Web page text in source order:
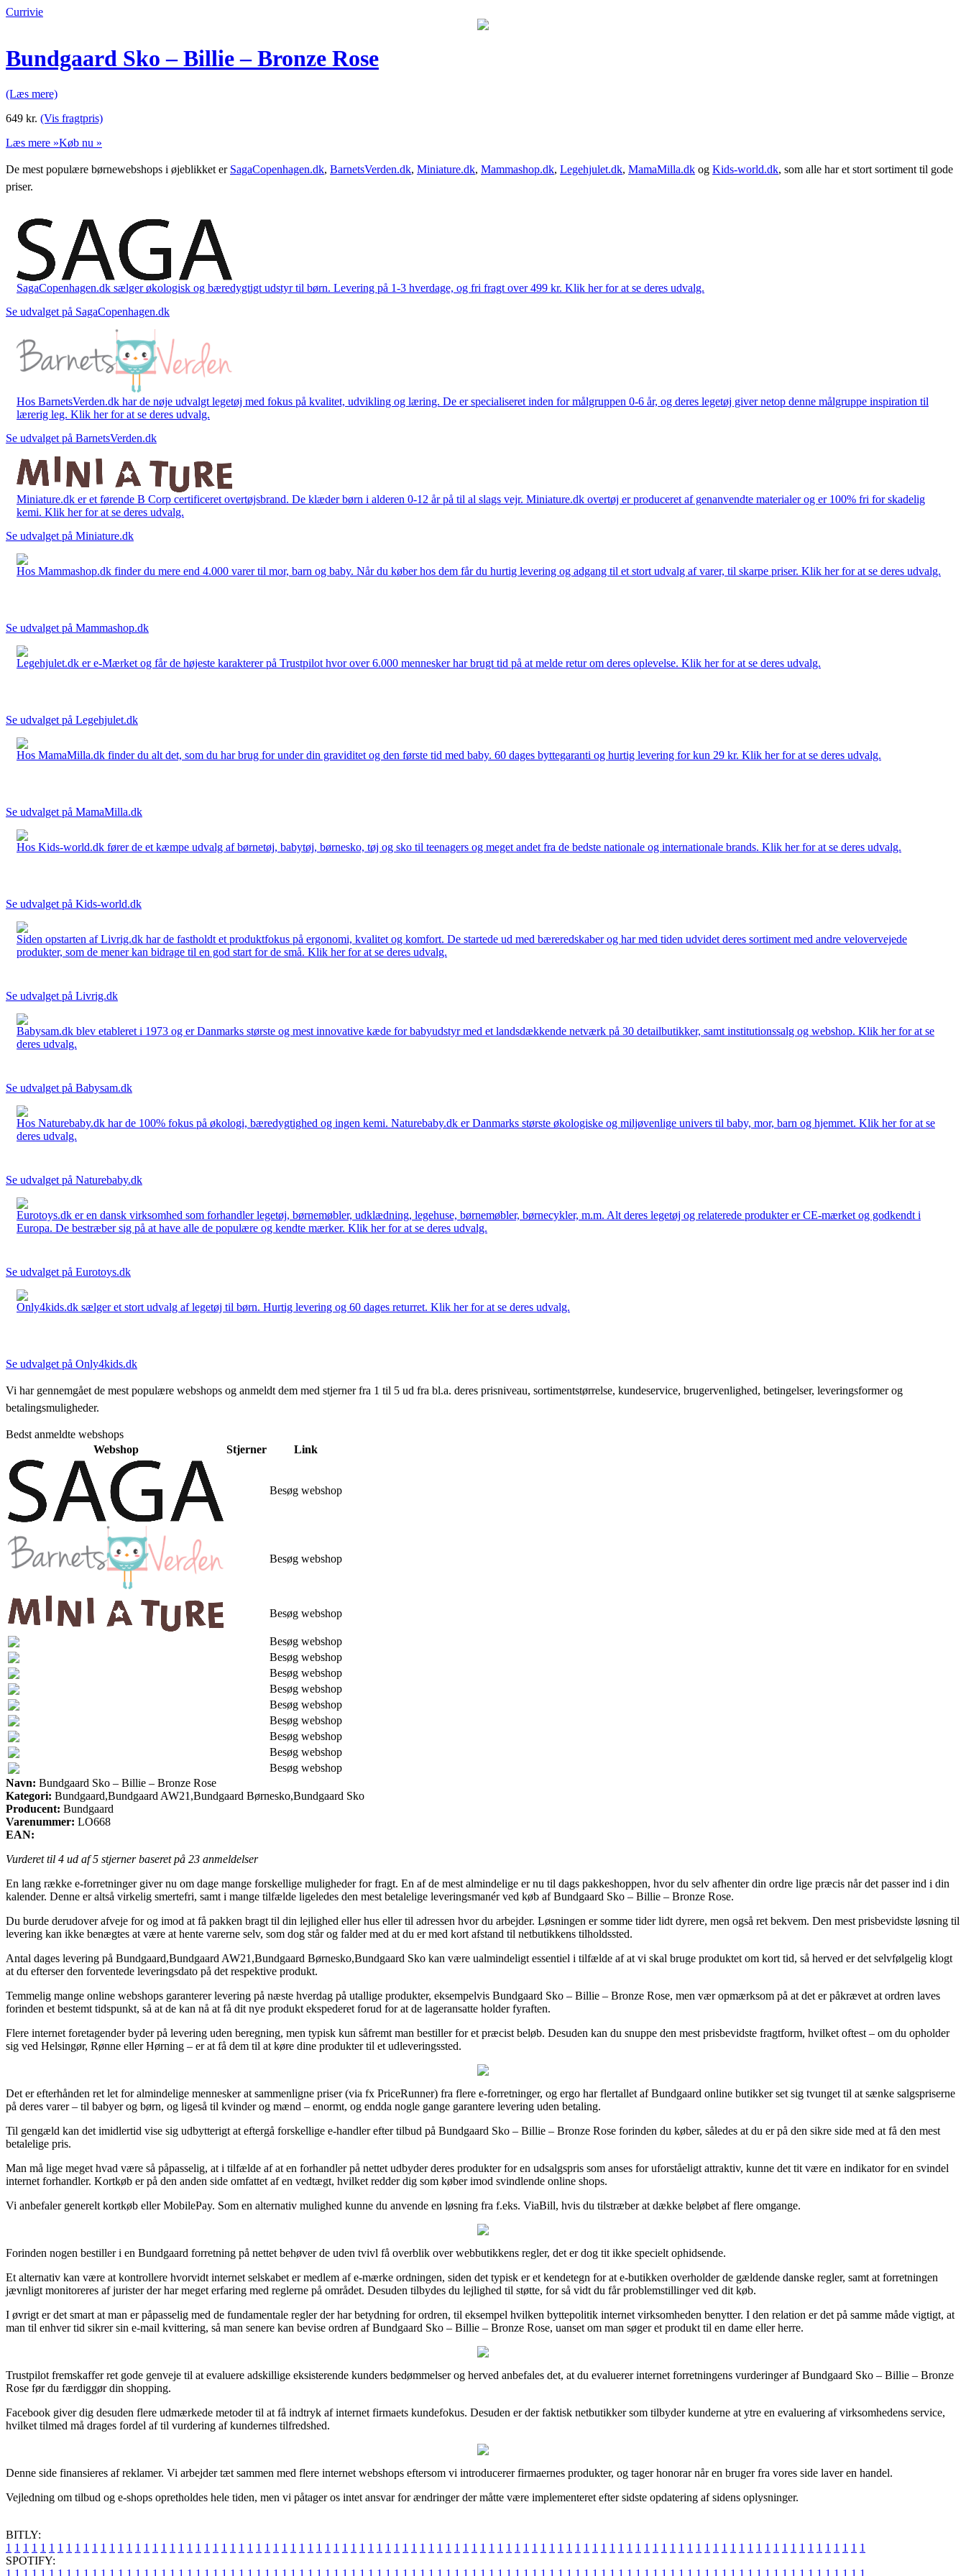
Currivie
Bundgaard Sko – Billie – Bronze Rose
(Læs mere)
649 kr. (Vis fragtpris)
Læs mere »Køb nu »
De mest populære børnewebshops i øjeblikket er SagaCopenhagen.dk, BarnetsVerden.dk, Miniature.dk, Mammashop.dk, Legehjulet.dk, MamaMilla.dk og Kids-world.dk, som alle har et stort sortiment til gode
priser.
SagaCopenhagen.dk sælger økologisk og bæredygtigt udstyr til børn. Levering på 1-3 hverdage, og fri fragt over 499 kr. Klik her for at se deres udvalg.
Se udvalget på SagaCopenhagen.dk
Hos BarnetsVerden.dk har de nøje udvalgt legetøj med fokus på kvalitet, udvikling og læring. De er specialiseret inden for målgruppen 0-6 år, og deres legetøj giver netop denne målgruppe inspiration til
lærerig leg. Klik her for at se deres udvalg.
Se udvalget på BarnetsVerden.dk
Miniature.dk er et førende B Corp certificeret overtøjsbrand. De klæder børn i alderen 0-12 år på til al slags vejr. Miniature.dk overtøj er produceret af genanvendte materialer og er 100% fri for skadelig
kemi. Klik her for at se deres udvalg.
Se udvalget på Miniature.dk
Hos Mammashop.dk finder du mere end 4.000 varer til mor, barn og baby. Når du køber hos dem får du hurtig levering og adgang til et stort udvalg af varer, til skarpe priser. Klik her for at se deres udvalg.
Se udvalget på Mammashop.dk
Legehjulet.dk er e-Mærket og får de højeste karakterer på Trustpilot hvor over 6.000 mennesker har brugt tid på at melde retur om deres oplevelse. Klik her for at se deres udvalg.
Se udvalget på Legehjulet.dk
Hos MamaMilla.dk finder du alt det, som du har brug for under din graviditet og den første tid med baby. 60 dages byttegaranti og hurtig levering for kun 29 kr. Klik her for at se deres udvalg.
Se udvalget på MamaMilla.dk
Hos Kids-world.dk fører de et kæmpe udvalg af børnetøj, babytøj, børnesko, tøj og sko til teenagers og meget andet fra de bedste nationale og internationale brands. Klik her for at se deres udvalg.
Se udvalget på Kids-world.dk
Siden opstarten af Livrig.dk har de fastholdt et produktfokus på ergonomi, kvalitet og komfort. De startede ud med bæreredskaber og har med tiden udvidet deres sortiment med andre velovervejede
produkter, som de mener kan bidrage til en god start for de små. Klik her for at se deres udvalg.
Se udvalget på Livrig.dk
Babysam.dk blev etableret i 1973 og er Danmarks største og mest innovative kæde for babyudstyr med et landsdækkende netværk på 30 detailbutikker, samt institutionssalg og webshop. Klik her for at se
deres udvalg.
Se udvalget på Babysam.dk
Hos Naturebaby.dk har de 100% fokus på økologi, bæredygtighed og ingen kemi. Naturebaby.dk er Danmarks største økologiske og miljøvenlige univers til baby, mor, barn og hjemmet. Klik her for at se
deres udvalg.
Se udvalget på Naturebaby.dk
Eurotoys.dk er en dansk virksomhed som forhandler legetøj, børnemøbler, udklædning, legehuse, børnemøbler, børnecykler, m.m. Alt deres legetøj og relaterede produkter er CE-mærket og godkendt i
Europa. De bestræber sig på at have alle de populære og kendte mærker. Klik her for at se deres udvalg.
Se udvalget på Eurotoys.dk
Only4kids.dk sælger et stort udvalg af legetøj til børn. Hurtig levering og 60 dages returret. Klik her for at se deres udvalg.
Se udvalget på Only4kids.dk
Vi har gennemgået de mest populære webshops og anmeldt dem med stjerner fra 1 til 5 ud fra bl.a. deres prisniveau, sortimentstørrelse, kundeservice, brugervenlighed, betingelser, leveringsformer og
betalingsmuligheder.
Bedst anmeldte webshops
Webshop
Stjerner Link
Besøg webshop
Besøg webshop
Besøg webshop
Besøg webshop
Besøg webshop
Besøg webshop
Besøg webshop
Besøg webshop
Besøg webshop
Besøg webshop
Besøg webshop
Besøg webshop
Navn: Bundgaard Sko – Billie – Bronze Rose
Kategori: Bundgaard,Bundgaard AW21,Bundgaard Børnesko,Bundgaard Sko
Producent: Bundgaard
Varenummer: LO668
EAN:
Vurderet til 4 ud af 5 stjerner baseret på 23 anmeldelser
En lang række e-forretninger giver nu om dage mange forskellige muligheder for fragt. En af de mest almindelige er nu til dags pakkeshoppen, hvor du selv afhenter din ordre lige præcis når det passer ind i din
kalender. Denne er altså virkelig smertefri, samt i mange tilfælde ligeledes den mest betalelige leveringsmanér ved køb af Bundgaard Sko – Billie – Bronze Rose.
Du burde derudover afveje for og imod at få pakken bragt til din lejlighed eller hus eller til adressen hvor du arbejder. Løsningen er somme tider lidt dyrere, men også ret bekvem. Den mest prisbevidste løsning til
levering kan ikke benægtes at være at hente varerne selv, som dog står og falder med at du er med kort afstand til netbutikkens tilholdssted.
Antal dages levering på Bundgaard,Bundgaard AW21,Bundgaard Børnesko,Bundgaard Sko kan være ualmindeligt essentiel i tilfælde af at vi skal bruge produktet om kort tid, så herved er det selvfølgelig klogt
at du efterser den forventede leveringsdato på det respektive produkt.
Temmelig mange online webshops garanterer levering på næste hverdag på utallige produkter, eksempelvis Bundgaard Sko – Billie – Bronze Rose, men vær opmærksom på at det er påkrævet at ordren laves
forinden et bestemt tidspunkt, så at de kan nå at få dit nye produkt ekspederet forud for at de lageransatte holder fyraften.
Flere internet foretagender byder på levering uden beregning, men typisk kun såfremt man bestiller for et præcist beløb. Desuden kan du snuppe den mest prisbevidste fragtform, hvilket oftest – om du opholder
sig ved Helsingør, Rønne eller Hørning – er at få dem til at køre dine produkter til et udleveringssted.
Det er efterhånden ret let for almindelige mennesker at sammenligne priser (via fx PriceRunner) fra flere e-forretninger, og ergo har flertallet af Bundgaard online butikker set sig tvunget til at sænke salgspriserne
på deres varer – til babyer og børn, og ligeså til kvinder og mænd – enormt, og endda nogle gange garantere levering uden betaling.
Til gengæld kan det imidlertid vise sig udbytterigt at eftergå forskellige e-handler efter tilbud på Bundgaard Sko – Billie – Bronze Rose forinden du køber, således at du er på den sikre side med at få den mest
betalelige pris.
Man må lige meget hvad være så påpasselig, at i tilfælde af at en forhandler på nettet udbyder deres produkter for en udsalgspris som anses for uforståeligt attraktiv, kunne det tit være en indikator for en svindel
internet forhandler. Kortkøb er på den anden side omfattet af en vedtægt, hvilket redder dig som køber imod svindlende online shops.
Vi anbefaler generelt kortkøb eller MobilePay. Som en alternativ mulighed kunne du anvende en løsning fra f.eks. ViaBill, hvis du tilstræber at dække beløbet af flere omgange.
Forinden nogen bestiller i en Bundgaard forretning på nettet behøver de uden tvivl få overblik over webbutikkens regler, det er dog tit ikke specielt ophidsende.
Et alternativ kan være at kontrollere hvorvidt internet selskabet er medlem af e-mærke ordningen, siden det typisk er et kendetegn for at e-butikken overholder de gældende danske regler, samt at forretningen
jævnligt monitoreres af jurister der har meget erfaring med reglerne på området. Desuden tilbydes du lejlighed til støtte, for så vidt du får problemstillinger ved dit køb.
I øvrigt er det smart at man er påpasselig med de fundamentale regler der har betydning for ordren, til eksempel hvilken byttepolitik internet virksomheden benytter. I den relation er det på samme måde vigtigt, at
man til enhver tid sikrer sin e-mail kvittering, så man senere kan bevise ordren af Bundgaard Sko – Billie – Bronze Rose, uanset om man søger et produkt til en dame eller herre.
Trustpilot fremskaffer ret gode genveje til at evaluere adskillige eksisterende kunders bedømmelser og herved anbefales det, at du evaluerer internet forretningens vurderinger af Bundgaard Sko – Billie – Bronze
Rose før du færdiggør din shopping.
Facebook giver dig desuden flere udmærkede metoder til at få indtryk af internet firmaets kundefokus. Desuden er der faktisk netbutikker som tilbyder kunderne at ytre en evaluering af virksomhedens service,
hvilket tilmed må drages fordel af til vurdering af kundernes tilfredshed.
Denne side finansieres af reklamer. Vi arbejder tæt sammen med flere internet webshops eftersom vi introducerer firmaernes produkter, og tager honorar når en bruger fra vores side laver en handel.
Vejledning om tilbud og e-shops opretholdes hele tiden, men vi påtager os intet ansvar for ændringer der måtte være implementeret efter sidste opdatering af sidens oplysninger.
BITLY:
1 1 1 1 1 1 1 1 1 1 1 1 1 1 1 1 1 1 1 1 1 1 1 1 1 1 1 1 1 1 1 1 1 1 1 1 1 1 1 1 1 1 1 1 1 1 1 1 1 1 1 1 1 1 1 1 1 1 1 1 1 1 1 1 1 1 1 1 1 1 1 1 1 1 1 1 1 1 1 1 1 1 1 1 1 1 1 1 1 1 1 1 1 1 1 1 1 1 1 1
SPOTIFY:
1 1 1 1 1 1 1 1 1 1 1 1 1 1 1 1 1 1 1 1 1 1 1 1 1 1 1 1 1 1 1 1 1 1 1 1 1 1 1 1 1 1 1 1 1 1 1 1 1 1 1 1 1 1 1 1 1 1 1 1 1 1 1 1 1 1 1 1 1 1 1 1 1 1 1 1 1 1 1 1 1 1 1 1 1 1 1 1 1 1 1 1 1 1 1 1 1 1 1 1